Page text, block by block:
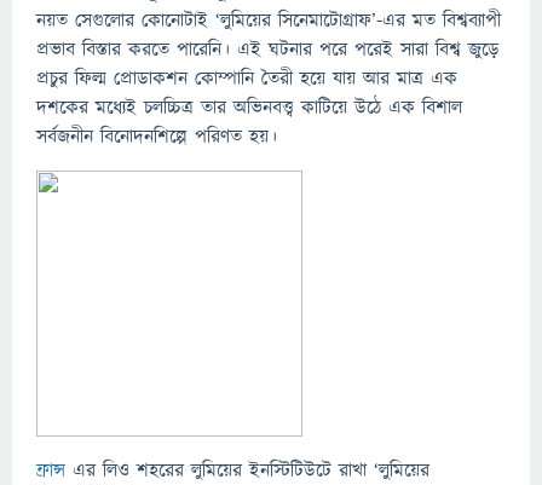
নয়ত সেগুলোর কোনোটাই ‘লুমিয়ের সিনেমাটোগ্রাফ’-এর মত বিশ্বব্যাপী
প্রভাব বিস্তার করতে পারেনি। এই ঘটনার পরে পরেই সারা বিশ্ব জুড়ে
প্রচুর ফিল্ম প্রোডাকশন কোম্পানি তৈরী হয়ে যায় আর মাত্র এক
দশকের মধ্যেই চলচ্চিত্র তার অভিনবত্ত্ব কাটিয়ে উঠে এক বিশাল
সর্বজনীন বিনোদনশিল্পে পরিণত হয়।
ফ্রান্স এর লিও শহরের লুমিয়ের ইনস্টিটিউটে রাখা ‘লুমিয়ের